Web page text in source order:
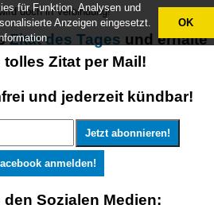
doch in Verbindung!
Zitat des Tages und erhalte
Zitat per Mail!
und jederzeit kündbar!
anmelden!
Sozialen Medien:
für Funktion, Analysen und
Anzeigen eingesetzt.
OK